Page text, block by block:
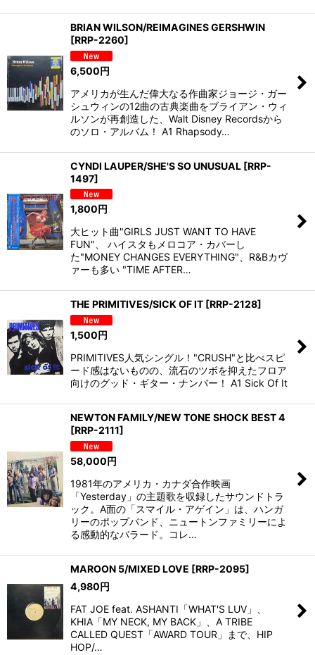
BRIAN WILSON/REIMAGINES GERSHWIN
[RRP-2260]
6,500円
アメリカが生んだ偉大なる作曲家ジョージ・ガー
シュウィンの12曲の古典楽曲をブライアン・ウィ
ルソンが再創造した、Walt Disney Recordsから
のソロ・アルバム！ A1 Rhapsody…
CYNDI LAUPER/SHE'S SO UNUSUAL [RRP-
1497]
1,800円
大ヒット曲"GIRLS JUST WANT TO HAVE
FUN"、 ハイスタもメロコア・カバーし
た"MONEY CHANGES EVERYTHING"、R&Bカヴ
ァーも多い "TIME AFTER…
THE PRIMITIVES/SICK OF IT [RRP-2128]
1,500円
PRIMITIVES人気シングル！"CRUSH"と比べスピ
ード感はないものの、流石のツボを抑えたフロア
向けのグッド・ギター・ナンバー！ A1 Sick Of It
NEWTON FAMILY/NEW TONE SHOCK BEST 4
[RRP-2111]
58,000円
1981年のアメリカ・カナダ合作映画
「Yesterday」の主題歌を収録したサウンドトラ
ック。A面の「スマイル・アゲイン」は、ハンガ
リーのポップバンド、ニュートンファミリーによ
る感動的なバラード。コレ…
MAROON 5/MIXED LOVE [RRP-2095]
4,980円
FAT JOE feat. ASHANTI「WHAT'S LUV」、
KHIA「MY NECK, MY BACK」、A TRIBE
CALLED QUEST「AWARD TOUR」まで、HIP
HOP/…